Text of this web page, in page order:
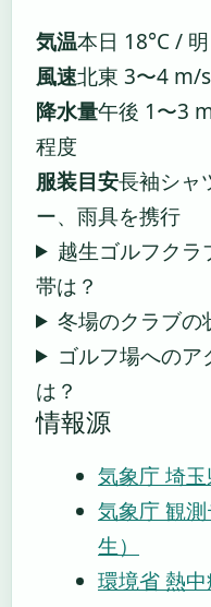
気温本日 18°C /
風速北東 3〜4 m/
降水量午後 1〜3
程度
服装目安長袖シャ
ー、雨具を携行
越生ゴルフクラ
帯は？
冬場のクラブの
ゴルフ場への
は？
情報源
気象庁 埼
気象庁 観
生）
環境省 熱